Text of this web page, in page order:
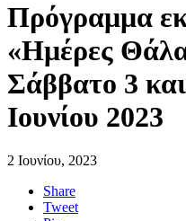
Πρόγραμμα
«Ημέρες
Σάββατο 3
Ιουνίου 2023
2 Ιουνίου, 2023
Share
Tweet